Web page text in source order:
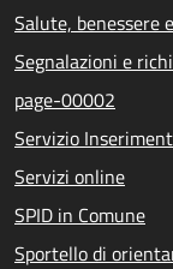
Salute, benessere
Segnalazioni e
page-00002
Servizio
Servizi online
SPID in Comune
Sportello di